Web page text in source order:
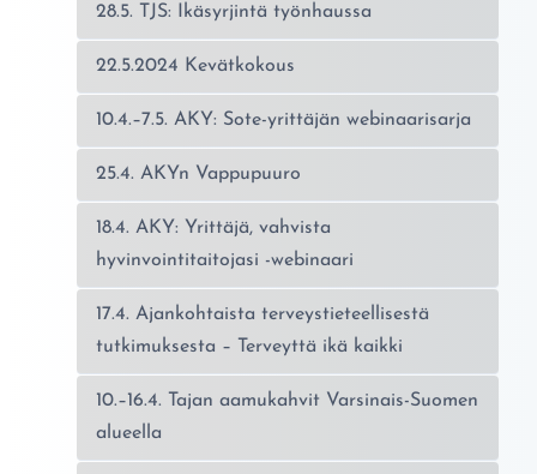
28.5. TJS: Ikäsyrjintä työnhaussa
22.5.2024 Kevätkokous
10.4.–7.5. AKY: Sote-yrittäjän webinaarisarja
25.4. AKYn Vappupuuro
18.4. AKY: Yrittäjä, vahvista
hyvinvointitaitojasi -webinaari
17.4. Ajankohtaista terveystieteellisestä
tutkimuksesta – Terveyttä ikä kaikki
10.–16.4. Tajan aamukahvit Varsinais-Suomen
alueella